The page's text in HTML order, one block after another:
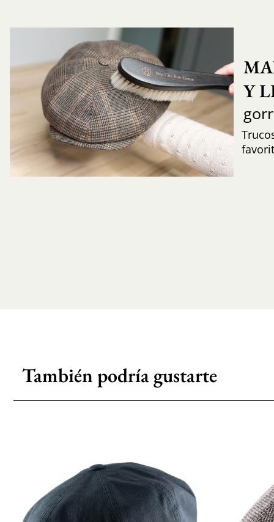
Y
También podría gustarte